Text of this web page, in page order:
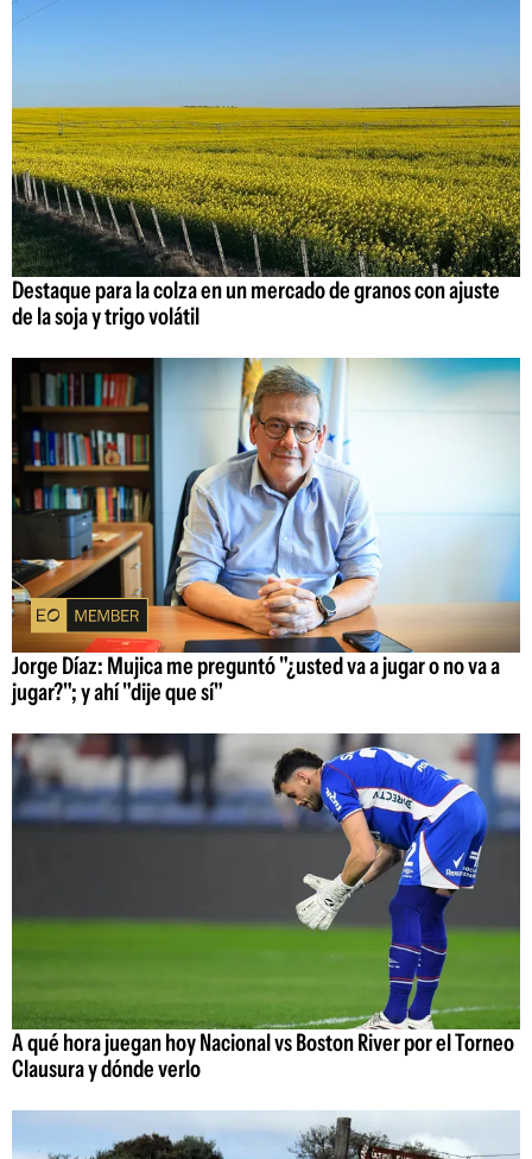
Destaque para la colza en un mercado de granos con ajuste
de la soja y trigo volátil
Jorge Díaz: Mujica me preguntó "¿usted va a jugar o no va a
jugar?"; y ahí "dije que sí"
A qué hora juegan hoy Nacional vs Boston River por el Torneo
Clausura y dónde verlo